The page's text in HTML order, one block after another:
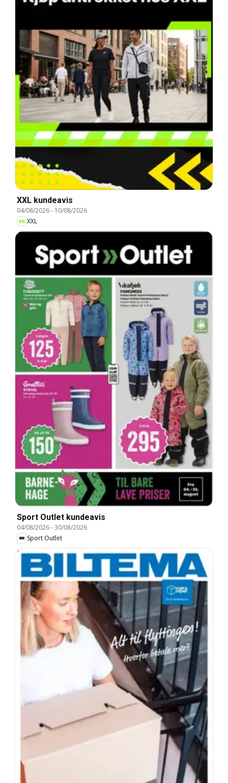
XXL kundeavis
04/08/2026- 10/08/2026
XXL
Sport Outlet kundeavis
04/08/2026-30/08/2026
Sport Outlet